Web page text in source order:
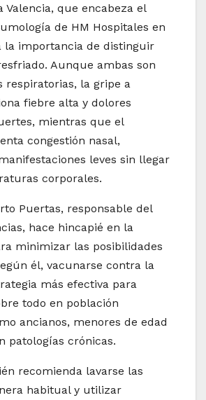
Valencia, que encabeza el
de HM Hospitales en
la importancia de distinguir
Aunque ambas son
respiratorias, la gripe a
fiebre alta y dolores
mientras que el
congestión nasal,
leves sin llegar
corporales.
Puertas, responsable del
hace hincapié en la
minimizar las posibilidades
él, vacunarse contra la
más efectiva para
todo en población
ancianos, menores de edad
patologías crónicas.
recomienda lavarse las
habitual y utilizar